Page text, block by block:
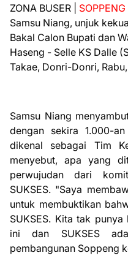
ZONA BUSER | SOPPENG
Samsu Niang, unjuk
Bakal Calon Bupati dan
Haseng - Selle KS Dalle
Takae, Donri-Donri,
Samsu Niang
dengan sekira 1.000-
dikenal sebagai Tim
menyebut, apa yang
perwujudan dari
SUKSES. "Saya
untuk membuktikan
SUKSES. Kita tak
ini dan SUKSES
pembangunan Soppeng